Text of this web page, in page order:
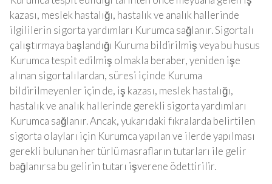
kazası, meslek hastalığı, hastalık ve analık hallerinde
ilgililerin sigorta yardımları Kurumca sağlanır. Sigortalı
çalıştırmaya başlandığı Kuruma bildirilmiş veya bu husus
Kurumca tespit edilmiş olmakla beraber, yeniden işe
alınan sigortalılardan, süresi içinde Kuruma
bildirilmeyenler için de, iş kazası, meslek hastalığı,
hastalık ve analık hallerinde gerekli sigorta yardımları
Kurumca sağlanır. Ancak, yukarıdaki fıkralarda belirtilen
sigorta olayları için Kurumca yapılan ve ilerde yapılması
gerekli bulunan her türlü masrafların tutarları ile gelir
bağlanırsa bu gelirin tutarı işverene ödettirilir.